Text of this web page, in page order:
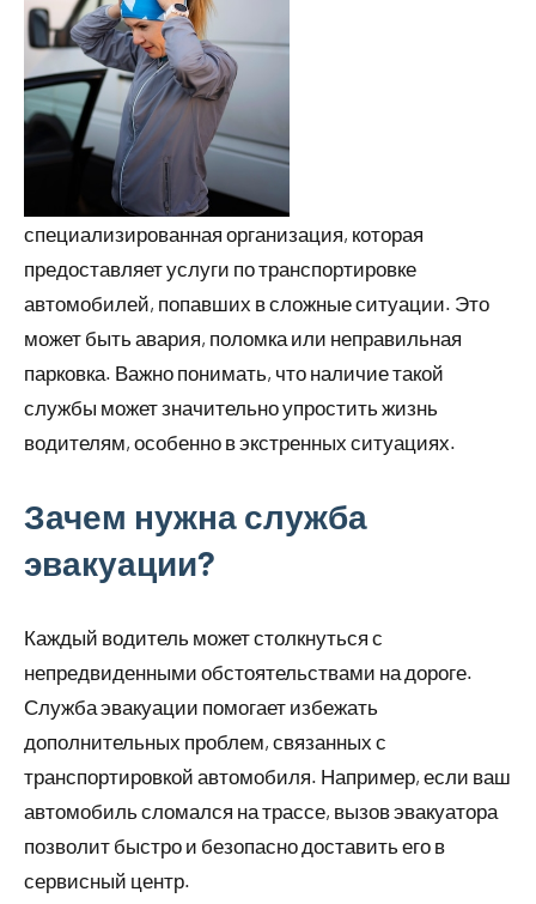
специализированная организация, которая
предоставляет услуги по транспортировке
автомобилей, попавших в сложные ситуации. Это
может быть авария, поломка или неправильная
парковка. Важно понимать, что наличие такой
службы может значительно упростить жизнь
водителям, особенно в экстренных ситуациях.
Зачем нужна служба
эвакуации?
Каждый водитель может столкнуться с
непредвиденными обстоятельствами на дороге.
Служба эвакуации помогает избежать
дополнительных проблем, связанных с
транспортировкой автомобиля. Например, если ваш
автомобиль сломался на трассе, вызов эвакуатора
позволит быстро и безопасно доставить его в
сервисный центр.